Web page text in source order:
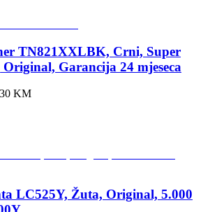
TN821XXLBK, Crni, Super
Garancija 24 mjeseca
30 KM
LC525Y, Žuta, Original, 5.000